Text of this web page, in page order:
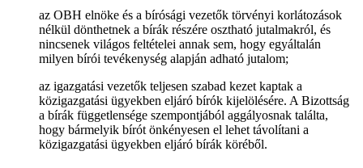
az OBH elnöke és a bírósági vezetők törvényi korlátozások
nélkül dönthetnek a bírák részére osztható jutalmakról, és
nincsenek világos feltételei annak sem, hogy egyáltalán
milyen bírói tevékenység alapján adható jutalom;
az igazgatási vezetők teljesen szabad kezet kaptak a
közigazgatási ügyekben eljáró bírók kijelölésére. A Bizottság
a bírák függetlensége szempontjából aggályosnak találta,
hogy bármelyik bírót önkényesen el lehet távolítani a
közigazgatási ügyekben eljáró bírák köréből.